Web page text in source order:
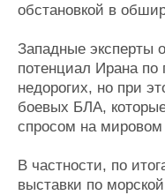
обстановкой в
Западные эксперты
потенциал Ирана по
недорогих, но при
боевых БЛА,
спросом на
В частности, по
выставки по